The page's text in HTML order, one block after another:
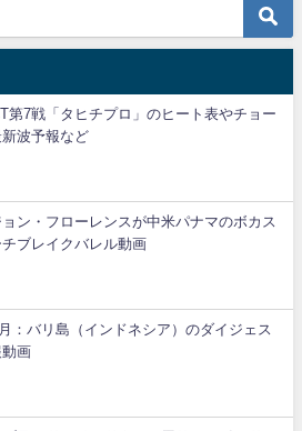
第7戦「タヒチプロ」のヒート表やチョー
波予報など
ン・フローレンスが中米パナマのボカス
ブレイクバレル動画
：バリ島（インドネシア）のダイジェス
動画